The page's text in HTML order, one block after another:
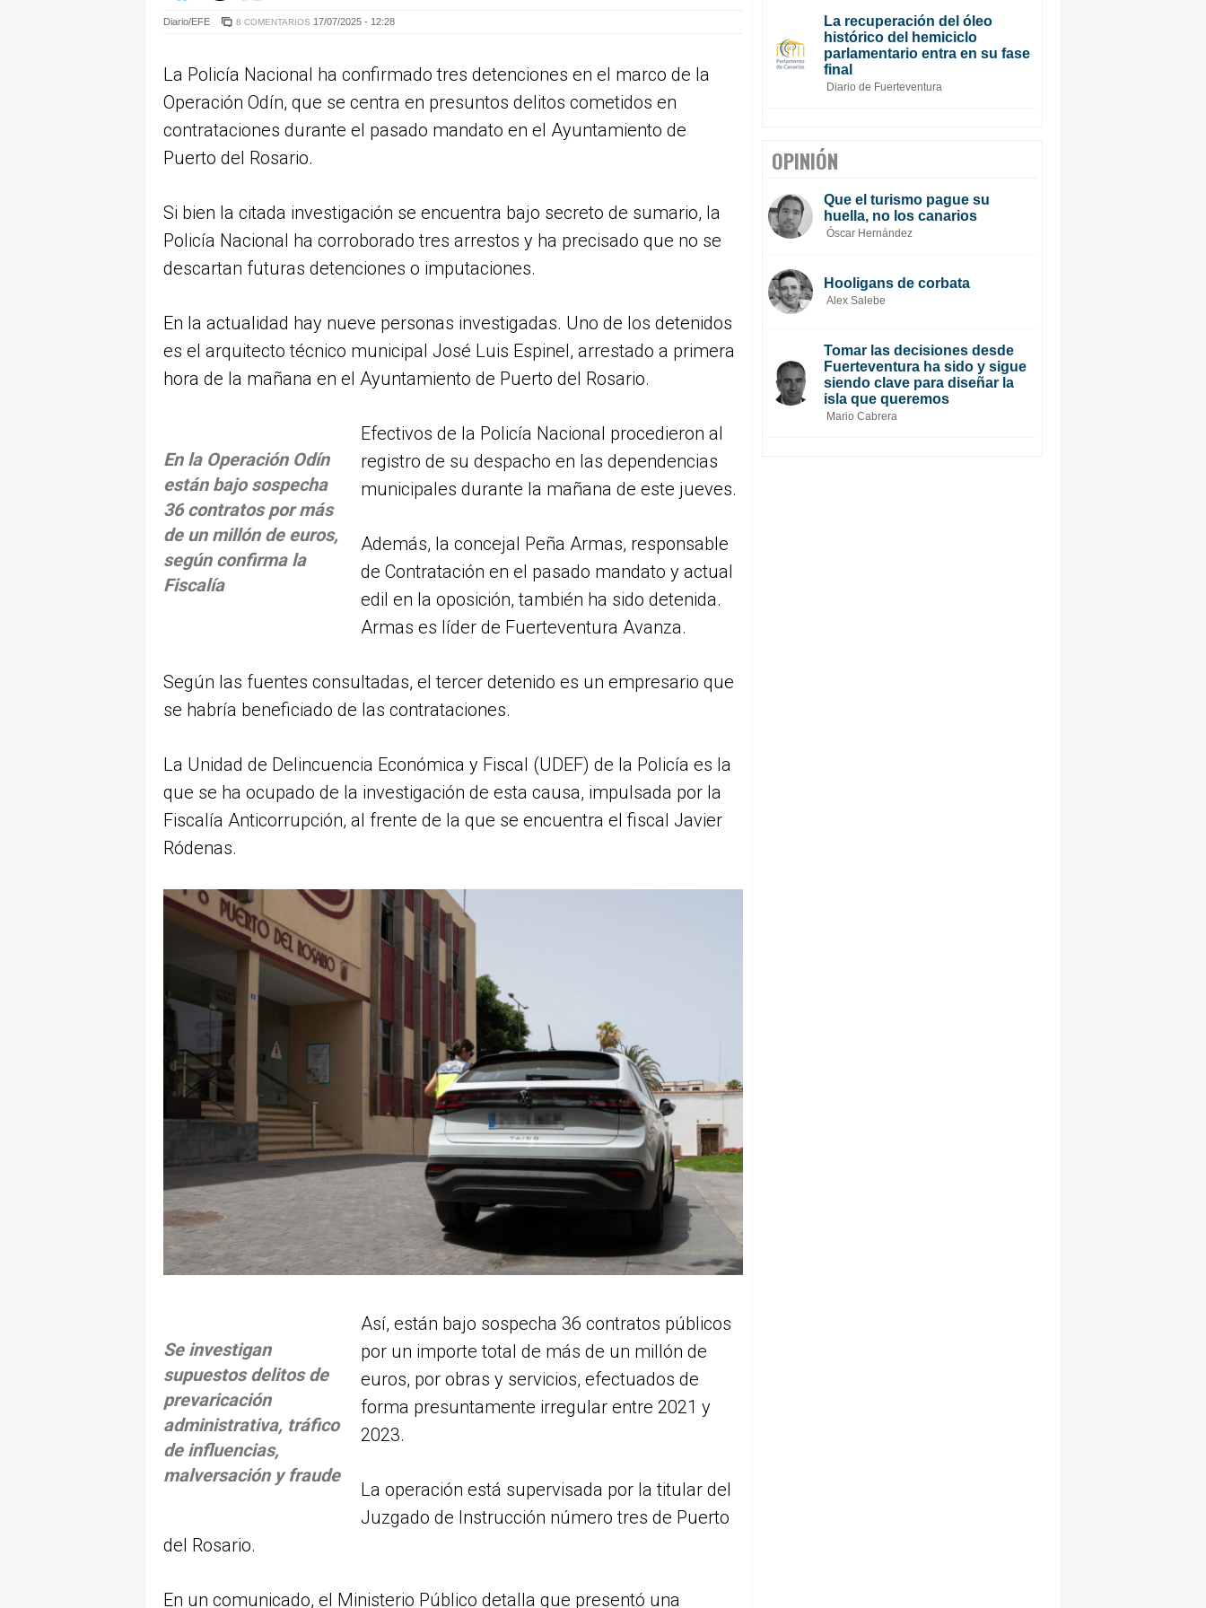
Diario/EFE 8 COMENTARIOS 17/07/2025 - 12:28
La Policía Nacional ha confirmado tres detenciones en el marco de la
Operación Odín, que se centra en presuntos delitos cometidos en
contrataciones durante el pasado mandato en el Ayuntamiento de
Puerto del Rosario.
Si bien la citada investigación se encuentra bajo secreto de sumario, la
Policía Nacional ha corroborado tres arrestos y ha precisado que no se
descartan futuras detenciones o imputaciones.
En la actualidad hay nueve personas investigadas. Uno de los detenidos
es el arquitecto técnico municipal José Luis Espinel, arrestado a primera
hora de la mañana en el Ayuntamiento de Puerto del Rosario.
En la Operación Odín
están bajo sospecha
36 contratos por más
de un millón de euros,
según confirma la
Fiscalía
Efectivos de la Policía Nacional procedieron al
registro de su despacho en las dependencias
municipales durante la mañana de este jueves.
Además, la concejal Peña Armas, responsable
de Contratación en el pasado mandato y actual
edil en la oposición, también ha sido detenida.
Armas es líder de Fuerteventura Avanza.
Según las fuentes consultadas, el tercer detenido es un empresario que
se habría beneficiado de las contrataciones.
La Unidad de Delincuencia Económica y Fiscal (UDEF) de la Policía es la
que se ha ocupado de la investigación de esta causa, impulsada por la
Fiscalía Anticorrupción, al frente de la que se encuentra el fiscal Javier
Ródenas.
Se investigan
supuestos delitos de
prevaricación
administrativa, tráfico
de influencias,
malversación y fraude
Así, están bajo sospecha 36 contratos públicos
por un importe total de más de un millón de
euros, por obras y servicios, efectuados de
forma presuntamente irregular entre 2021 y
2023.
La operación está supervisada por la titular del
Juzgado de Instrucción número tres de Puerto
del Rosario.
En un comunicado, el Ministerio Público detalla que presentó una
La recuperación del óleo
histórico del hemiciclo
parlamentario entra en su fase
final
Diario de Fuerteventura
OPINIÓN
Que el turismo pague su
huella, no los canarios
Óscar Hernández
Hooligans de corbata
Alex Salebe
Tomar las decisiones desde
Fuerteventura ha sido y sigue
siendo clave para diseñar la
isla que queremos
Mario Cabrera